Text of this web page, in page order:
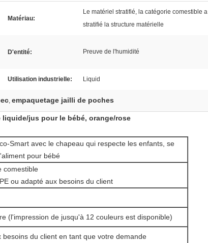
Matériau:
Le matériel stratifié, la catégorie comestible a
stratifié la structure matérielle
D'entité: Preuve de l'humidité
Utilisation industrielle: Liquid
, empaquetage jailli de poches
jus pour le bébé, orange/rose
Smart avec le chapeau qui respecte les enfants, se
pour bébé
comestible
ou adapté aux besoins du client
(l'impression de jusqu'à 12 couleurs est disponible)
besoins du client en tant que votre demande